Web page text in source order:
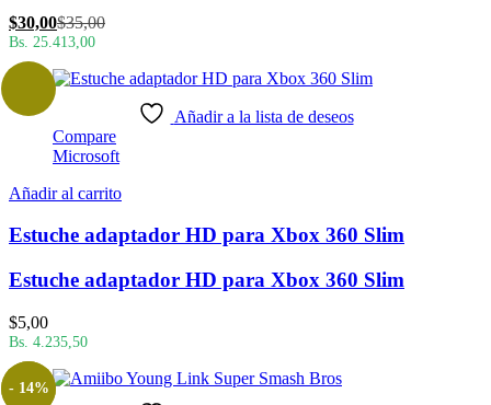
$30,00El
precio
es:
$35,00El
era:
$35,00.
Bs. 25.413,00
Añadir a la lista de deseos
Compare
Microsoft
Añadir al carrito
Estuche adaptador HD para Xbox 360 Slim
Estuche adaptador HD para Xbox 360 Slim
$5,00
Bs. 4.235,50
- 14%